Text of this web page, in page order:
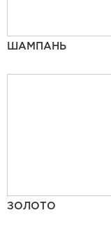
ШАМПАНЬ
ЗОЛОТО